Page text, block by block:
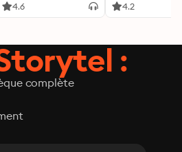
4.6 4.2
:
complète